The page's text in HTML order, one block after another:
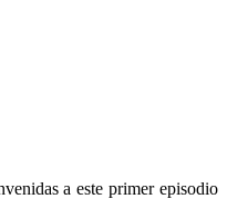
a este primer episodio